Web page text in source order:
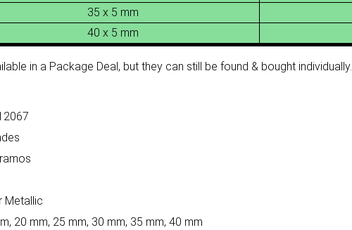
35 x 5 mm
40 x 5 mm
in a Package Deal, but they can still be found & bought individually.
Metallic
20 mm, 25 mm, 30 mm, 35 mm, 40 mm